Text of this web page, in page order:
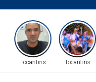
Tocantins Tocantins